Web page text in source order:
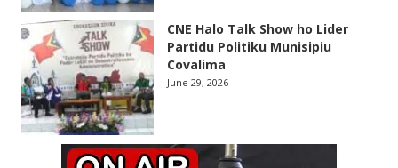
CNE Halo Talk Show ho Lider
Partidu Politiku Munisipiu
Covalima
June 29, 2026